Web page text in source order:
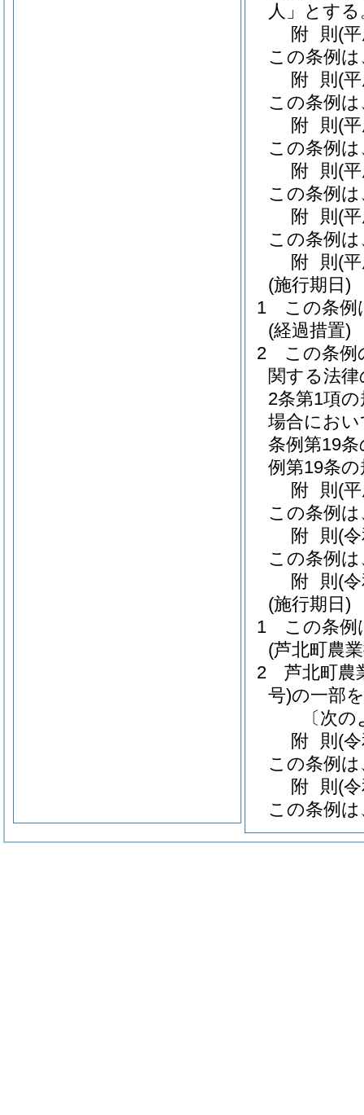
人」とする
附 則 (
この条例
附 則 (
この条例
附 則 (
この条例
附 則 (
この条例
附 則 (
この条例
附 則 (
(施行期日)
1
この条例
(経過措置)
2
この条例
関する法
2条第1項
場合にお
条例第19
例第19条
附 則 (
この条例
附 則 (
この条例
附 則 (
(施行期日)
1
この条例
(芦北町農
2
芦北町農
号)の一部
〔次
附 則 (
この条例
附 則 (
この条例